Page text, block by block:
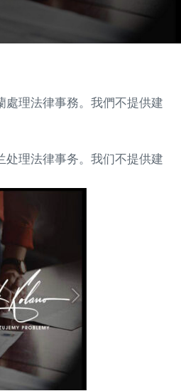
處理法律事務。我們不提供建
处理法律事务。我们不提供建